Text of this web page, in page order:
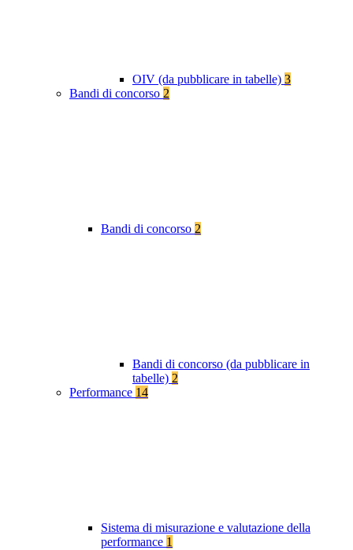
OIV (da pubblicare in tabelle) 3
Bandi di concorso 2
Bandi di concorso 2
Bandi di concorso (da pubblicare in
tabelle) 2
Performance 14
Sistema di misurazione e valutazione della
performance 1